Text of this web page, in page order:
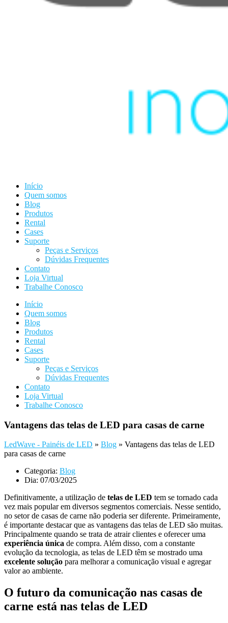
Início
Quem somos
Blog
Produtos
Rental
Cases
Suporte
Peças e Serviços
Dúvidas Frequentes
Contato
Loja Virtual
Trabalhe Conosco
Início
Quem somos
Blog
Produtos
Rental
Cases
Suporte
Peças e Serviços
Dúvidas Frequentes
Contato
Loja Virtual
Trabalhe Conosco
Vantagens das telas de LED para casas de carne
LedWave - Painéis de LED » Blog » Vantagens das telas de LED
para casas de carne
Categoria: Blog
Dia: 07/03/2025
Definitivamente, a utilização de telas de LED tem se tornado cada
vez mais popular em diversos segmentos comerciais. Nesse sentido,
no setor de casas de carne não poderia ser diferente. Primeiramente,
é importante destacar que as vantagens das telas de LED são muitas.
Principalmente quando se trata de atrair clientes e oferecer uma
experiência única de compra. Além disso, com a constante
evolução da tecnologia, as telas de LED têm se mostrado uma
excelente solução para melhorar a comunicação visual e agregar
valor ao ambiente.
O futuro da comunicação nas casas de
carne está nas telas de LED